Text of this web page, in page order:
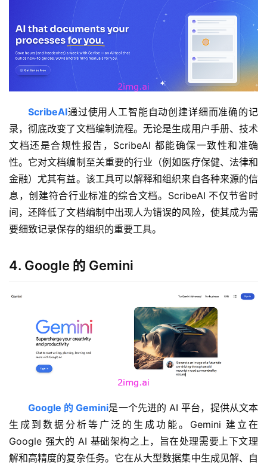
ScribeAI通过使用人工智能自动创建详细而准确的记
录，彻底改变了文档编制流程。无论是生成用户手册、技术
文档还是合规性报告，ScribeAI 都能确保一致性和准确
性。它对文档编制至关重要的行业（例如医疗保健、法律和
金融）尤其有益。该工具可以解释和组织来自各种来源的信
息，创建符合行业标准的综合文档。ScribeAI 不仅节省时
间，还降低了文档编制中出现人为错误的风险，使其成为需
要细致记录保存的组织的重要工具。
4. Google 的 Gemini
Google 的 Gemini是一个先进的 AI 平台，提供从文本
生成到数据分析等广泛的生成功能。Gemini 建立在
Google 强大的 AI 基础架构之上，旨在处理需要上下文理
解和高精度的复杂任务。它在从大型数据集中生成见解、自